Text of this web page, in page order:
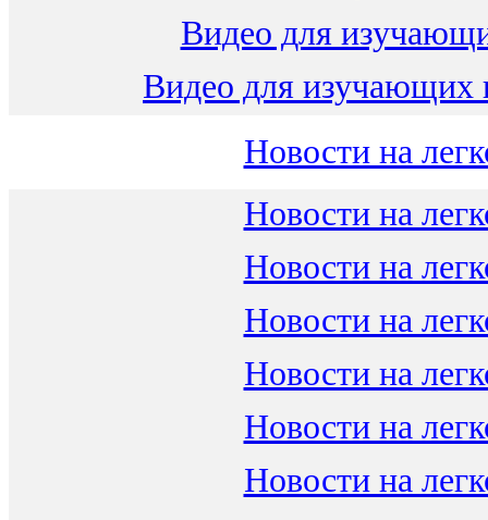
Видео для
Видео для изучающих
Новости на
Новости на
Новости на
Новости на
Новости на
Новости на
Новости на